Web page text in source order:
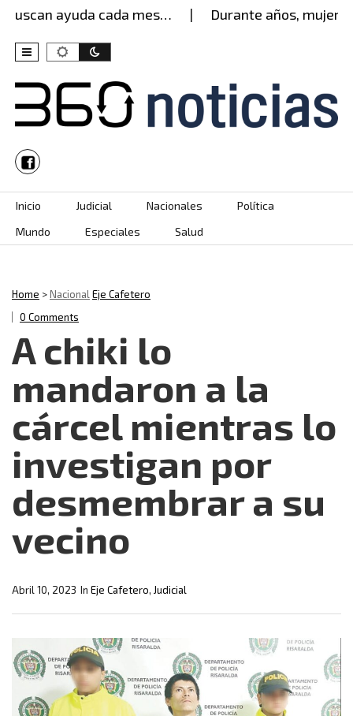
ayuda cada mes… Durante años, mujer
Skip to content
Inicio Judicial Nacionales
Política
Mundo
Especiales Salud
Home >NacionalEje Cafetero
0 Comments
A chiki lo
mandaron a la
cárcel mientras lo
investigan por
desmembrar a su
vecino
In Eje Cafetero, Judicial
Abril 10, 2023